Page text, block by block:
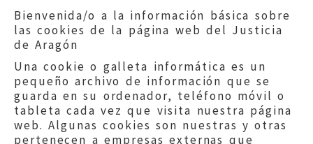
Bienvenida/o a la información básica sobre
las cookies de la página web del Justicia
de Aragón
Una cookie o galleta informática es un
pequeño archivo de información que se
guarda en su ordenador, teléfono móvil o
tableta cada vez que visita nuestra página
web. Algunas cookies son nuestras y otras
pertenecen a empresas externas que